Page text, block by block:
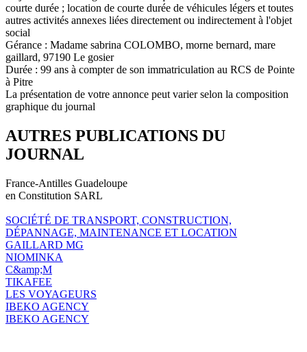
courte durée ; location de courte durée de véhicules légers et toutes
autres activités annexes liées directement ou indirectement à l'objet
social
Gérance : Madame sabrina COLOMBO, morne bernard, mare
gaillard, 97190 Le gosier
Durée : 99 ans à compter de son immatriculation au RCS de Pointe
à Pitre
La présentation de votre annonce peut varier selon la composition
graphique du journal
AUTRES PUBLICATIONS DU
JOURNAL
France-Antilles Guadeloupe
en Constitution SARL
SOCIÉTÉ DE TRANSPORT, CONSTRUCTION,
DÉPANNAGE, MAINTENANCE ET LOCATION
GAILLARD MG
NIOMINKA
C&amp;M
TIKAFEE
LES VOYAGEURS
IBEKO AGENCY
IBEKO AGENCY